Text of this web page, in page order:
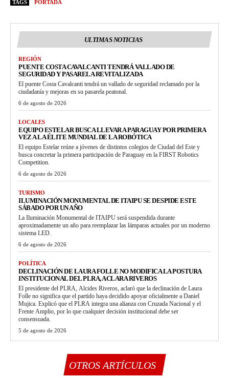
TAGS PORTADA
ULTIMAS NOTICIAS
REGIÓN
PUENTE COSTA CAVALCANTI TENDRÁ VALLADO DE
SEGURIDAD Y PASARELA REVITALIZADA
El puente Costa Cavalcanti tendrá un vallado de seguridad reclamado por la
ciudadanía y mejoras en su pasarela peatonal.
6 de agosto de 2026
LOCALES
EQUIPO ESTELAR BUSCA LLEVAR A PARAGUAY POR PRIMERA
VEZ A LA ÉLITE MUNDIAL DE LA ROBÓTICA
El equipo Estelar reúne a jóvenes de distintos colegios de Ciudad del Este y
busca concretar la primera participación de Paraguay en la FIRST Robotics
Competition.
6 de agosto de 2026
TURISMO
ILUMINACIÓN MONUMENTAL DE ITAIPU SE DESPIDE ESTE
SÁBADO POR UN AÑO
La Iluminación Monumental de ITAIPU será suspendida durante
aproximadamente un año para reemplazar las lámparas actuales por un moderno
sistema LED.
6 de agosto de 2026
POLÍTICA
DECLINACIÓN DE LAURA FOLLE NO MODIFICA LA POSTURA
INSTITUCIONAL DEL PLRA, ACLARA RIVEROS
El presidente del PLRA, Alcides Riveros, aclaró que la declinación de Laura
Folle no significa que el partido haya decidido apoyar oficialmente a Daniel
Mujica. Explicó que el PLRA integra una alianza con Cruzada Nacional y el
Frente Amplio, por lo que cualquier decisión institucional debe ser
consensuada.
5 de agosto de 2026
OTROS ARTÍCULOS